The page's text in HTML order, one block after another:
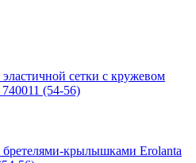
сетки с кружевом
(54-56)